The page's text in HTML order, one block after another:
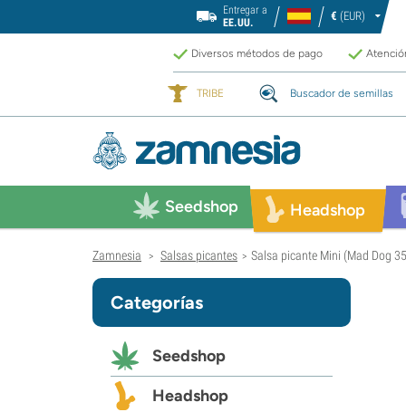
Entregar a
EE.UU.
€ (EUR)
Diversos métodos de pago
TRIBE Buscador de semillas
Seedshop Headshop
Zamnesia > Salsas picantes > Salsa picante Mini (Mad Dog
Categorías
Seedshop
Headshop